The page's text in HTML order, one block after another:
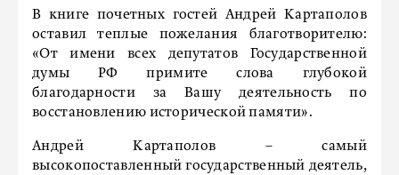
В книге почетных гостей Андрей Картаполов
оставил теплые пожелания благотворителю:
«От имени всех депутатов Государственной
думы РФ примите слова глубокой
благодарности за Вашу деятельность по
восстановлению исторической памяти».
Андрей Картаполов – самый
высокопоставленный государственный деятель,